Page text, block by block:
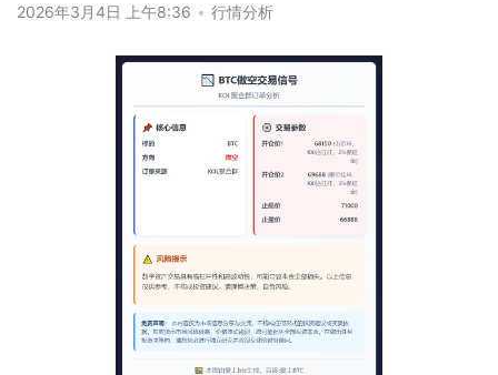
2026年3月4日 上午8:36 • 行情分析